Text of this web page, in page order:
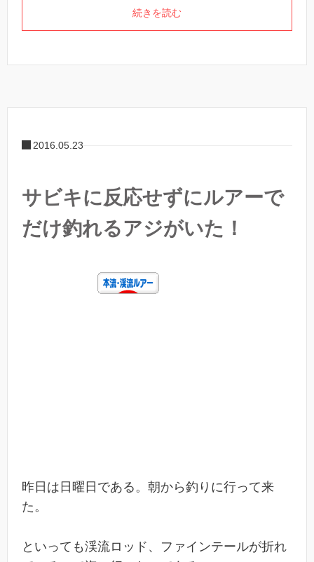
続きを読む
2016.05.23
サビキに反応せずにルアーで
だけ釣れるアジがいた！
昨日は日曜日である。朝から釣りに行って来
た。
といっても渓流ロッド、ファインテールが折れ